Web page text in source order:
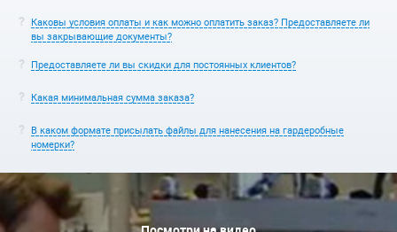
Каковы условия оплаты и как можно оплатить заказ? Предоставляете ли
вы закрывающие документы?
Предоставляете ли вы скидки для постоянных клиентов?
Какая минимальная сумма заказа?
В каком формате присылать файлы для нанесения на гардеробные
номерки?